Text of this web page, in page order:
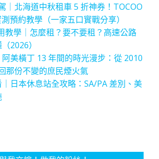
｜北海道中秋租車 5 折神券！TOCOO
預約教學（一家五口實戰分享）
教學｜怎麼租？要不要租？高速公路
2026）
阿美橫丁 13 年間的時光漫步：從 2010
那份不變的庶民煙火氣
日本休息站全攻略：SA/PA 差別、美